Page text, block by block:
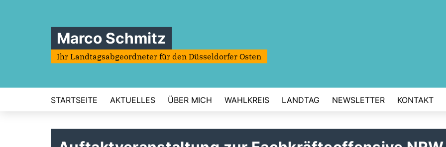
Marco Schmitz
Ihr Landtagsabgeordneter für den Düsseldorfer Osten
STARTSEITE AKTUELLES ÜBER MICH WAHLKREIS LANDTAG NEWSLETTER KONTAKT